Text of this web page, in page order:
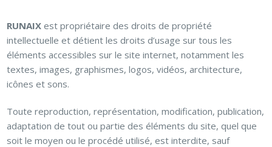
RUNAIX est propriétaire des droits de propriété
intellectuelle et détient les droits d’usage sur tous les
éléments accessibles sur le site internet, notamment les
textes, images, graphismes, logos, vidéos, architecture,
icônes et sons.
Toute reproduction, représentation, modification, publication,
adaptation de tout ou partie des éléments du site, quel que
soit le moyen ou le procédé utilisé, est interdite, sauf